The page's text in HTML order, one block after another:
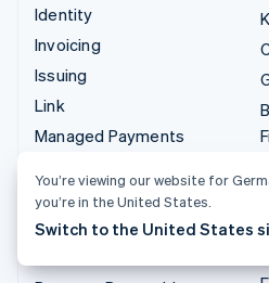
Identity
Invoicing
Issuing
Link
Managed Payments
Payments
Payouts
You’re viewing our website for
you’re in the United States.
Switch to the United States